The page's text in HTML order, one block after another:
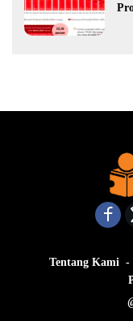
Tentang Kami